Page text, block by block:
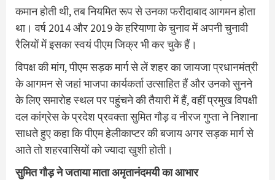
कमान होती थी, तब नियमित रूप से उनका फरीदाबाद आगमन होता
था। वर्ष 2014 और 2019 के हरियाणा के चुनाव में अपनी चुनावी
रैलियों में इसका स्वयं पीएम जिक्र भी कर चुके हैं।
विपक्ष की मांग, पीएम सड़क मार्ग से लें शहर का जायजा प्रधानमंत्री
के आगमन से जहां भाजपा कार्यकर्ता उत्साहित हैं और उनको सुनने
के लिए समारोह स्थल पर पहुंचने की तैयारी में हैं, वहीं प्रमुख विपक्षी
दल कांग्रेस के प्रदेश प्रवक्ता सुमित गौड़ व नीरज गुप्ता ने निशाना
साधते हुए कहा कि पीएम हेलीकाप्टर की बजाय अगर सड़क मार्ग से
आते तो शहरवासियों को ज्यादा खुशी होती।
सुमित गौड़ ने जताया माता अमृतानंदमयी का आभार